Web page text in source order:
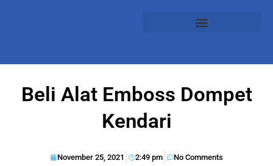
Beli Alat Emboss Dompet
Kendari
November 25, 2021 2:49 pm No Comments